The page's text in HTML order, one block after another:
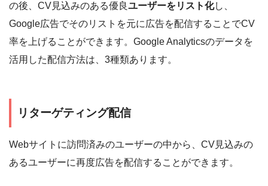
の後、CV見込みのある優良ユーザーをリスト化し、
Google広告でそのリストを元に広告を配信することでCV
率を上げることができます。Google Analyticsのデータを
活用した配信方法は、3種類あります。
リターゲティング配信
Webサイトに訪問済みのユーザーの中から、CV見込みの
あるユーザーに再度広告を配信することができます。